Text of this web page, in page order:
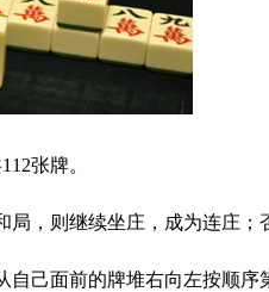
张牌。
，则继续坐庄，成为连庄；
己面前的牌堆右向左按顺序